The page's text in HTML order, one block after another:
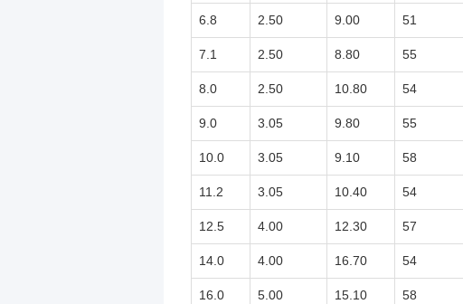
6.8 2.50 9.00 51
7.1 2.50 8.80 55
8.0 2.50 10.80 54
9.0 3.05 9.80 55
10.0 3.05 9.10 58
11.2 3.05 10.40 54
12.5 4.00 12.30 57
14.0 4.00 16.70 54
16.0 5.00 15.10 58